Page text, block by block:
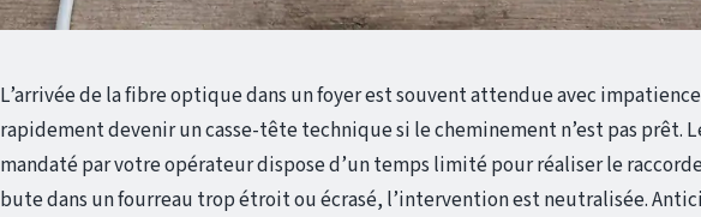
L’arrivée de la fibre optique dans un foyer est souvent attendue avec
rapidement devenir un casse-tête technique si le cheminement n’est pas prêt.
mandaté par votre opérateur dispose d’un temps limité pour réaliser le
bute dans un fourreau trop étroit ou écrasé, l’intervention est neutralisée.